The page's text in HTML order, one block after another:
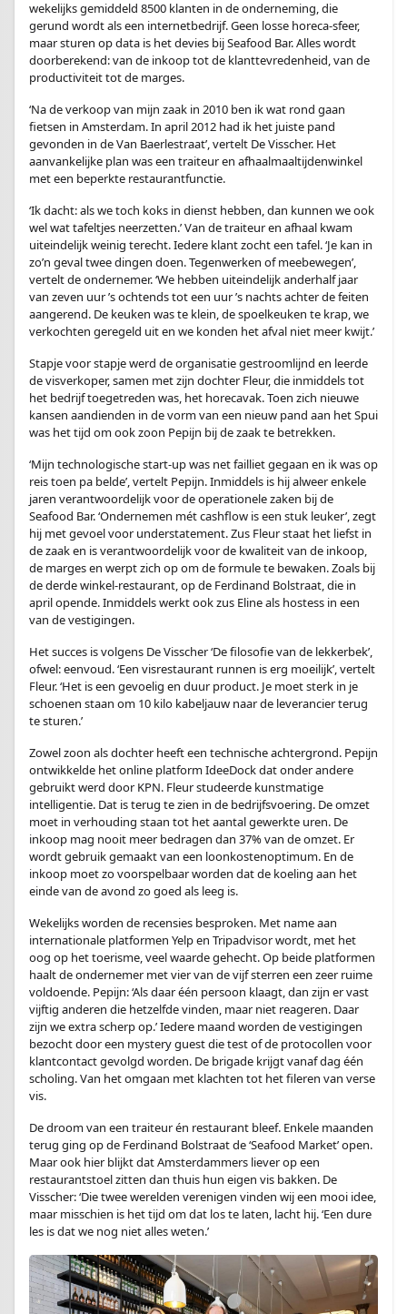
wekelijks gemiddeld 8500 klanten in de onderneming, die
gerund wordt als een internetbedrijf. Geen losse horeca-sfeer,
maar sturen op data is het devies bij Seafood Bar. Alles wordt
doorberekend: van de inkoop tot de klanttevredenheid, van de
productiviteit tot de marges.
‘Na de verkoop van mijn zaak in 2010 ben ik wat rond gaan
fietsen in Amsterdam. In april 2012 had ik het juiste pand
gevonden in de Van Baerlestraat’, vertelt De Visscher. Het
aanvankelijke plan was een traiteur en afhaalmaaltijdenwinkel
met een beperkte restaurantfunctie.
‘Ik dacht: als we toch koks in dienst hebben, dan kunnen we ook
wel wat tafeltjes neerzetten.’ Van de traiteur en afhaal kwam
uiteindelijk weinig terecht. Iedere klant zocht een tafel. ‘Je kan in
zo’n geval twee dingen doen. Tegenwerken of meebewegen’,
vertelt de ondernemer. ‘We hebben uiteindelijk anderhalf jaar
van zeven uur ’s ochtends tot een uur ’s nachts achter de feiten
aangerend. De keuken was te klein, de spoelkeuken te krap, we
verkochten geregeld uit en we konden het afval niet meer kwijt.’
Stapje voor stapje werd de organisatie gestroomlijnd en leerde
de visverkoper, samen met zijn dochter Fleur, die inmiddels tot
het bedrijf toegetreden was, het horecavak. Toen zich nieuwe
kansen aandienden in de vorm van een nieuw pand aan het Spui
was het tijd om ook zoon Pepijn bij de zaak te betrekken.
‘Mijn technologische start-up was net failliet gegaan en ik was op
reis toen pa belde’, vertelt Pepijn. Inmiddels is hij alweer enkele
jaren verantwoordelijk voor de operationele zaken bij de
Seafood Bar. ‘Ondernemen mét cashflow is een stuk leuker’, zegt
hij met gevoel voor understatement. Zus Fleur staat het liefst in
de zaak en is verantwoordelijk voor de kwaliteit van de inkoop,
de marges en werpt zich op om de formule te bewaken. Zoals bij
de derde winkel-restaurant, op de Ferdinand Bolstraat, die in
april opende. Inmiddels werkt ook zus Eline als hostess in een
van de vestigingen.
Het succes is volgens De Visscher ‘De filosofie van de lekkerbek’,
ofwel: eenvoud. ‘Een visrestaurant runnen is erg moeilijk’, vertelt
Fleur. ‘Het is een gevoelig en duur product. Je moet sterk in je
schoenen staan om 10 kilo kabeljauw naar de leverancier terug
te sturen.’
Zowel zoon als dochter heeft een technische achtergrond. Pepijn
ontwikkelde het online platform IdeeDock dat onder andere
gebruikt werd door KPN. Fleur studeerde kunstmatige
intelligentie. Dat is terug te zien in de bedrijfsvoering. De omzet
moet in verhouding staan tot het aantal gewerkte uren. De
inkoop mag nooit meer bedragen dan 37% van de omzet. Er
wordt gebruik gemaakt van een loonkostenoptimum. En de
inkoop moet zo voorspelbaar worden dat de koeling aan het
einde van de avond zo goed als leeg is.
Wekelijks worden de recensies besproken. Met name aan
internationale platformen Yelp en Tripadvisor wordt, met het
oog op het toerisme, veel waarde gehecht. Op beide platformen
haalt de ondernemer met vier van de vijf sterren een zeer ruime
voldoende. Pepijn: ‘Als daar één persoon klaagt, dan zijn er vast
vijftig anderen die hetzelfde vinden, maar niet reageren. Daar
zijn we extra scherp op.’ Iedere maand worden de vestigingen
bezocht door een mystery guest die test of de protocollen voor
klantcontact gevolgd worden. De brigade krijgt vanaf dag één
scholing. Van het omgaan met klachten tot het fileren van verse
vis.
De droom van een traiteur én restaurant bleef. Enkele maanden
terug ging op de Ferdinand Bolstraat de ‘Seafood Market’ open.
Maar ook hier blijkt dat Amsterdammers liever op een
restaurantstoel zitten dan thuis hun eigen vis bakken. De
Visscher: ‘Die twee werelden verenigen vinden wij een mooi idee,
maar misschien is het tijd om dat los te laten, lacht hij. ‘Een dure
les is dat we nog niet alles weten.’